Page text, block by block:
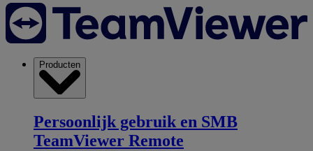
Producten
Persoonlijk gebruik en SMB
TeamViewer Remote